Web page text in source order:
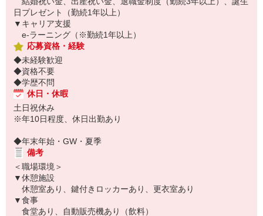
日プレゼント（勤続1年以上）
▼キャリア支援
e-ラーニング（※勤続1年以上）
応募資格・経験
◆未経験歓迎
◆資格不要
◆学歴不問
休日・休暇
土日祝休み
※年10日程度、休日出勤あり
◆年末年始・GW・夏季
備考
＜職場環境＞
▼休憩施設
休憩室あり、鍵付きロッカーあり、更衣室あり
▼食事
食堂あり、自動販売機あり（飲料）